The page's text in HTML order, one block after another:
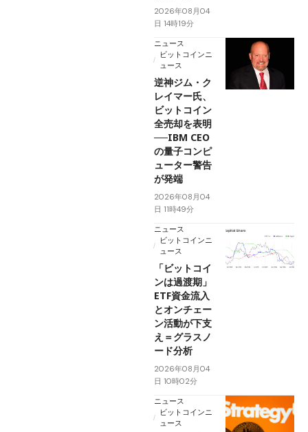
2026年08月04
日 14時19分
ニュース
ビットコインニ
ュース
逆神ジム・ク
レイマー氏、
ビットコイン
全売却を表明
──IBM CEO
の量子コンピ
ューター警告
が発端
2026年08月04
日 11時49分
ニュース
ビットコインニ
ュース
「ビットコイ
ンは過渡期」
ETF資金流入
とオンチェー
ン活動が下支
え＝グラスノ
ード分析
2026年08月04
日 10時02分
ニュース
ビットコインニ
ュース